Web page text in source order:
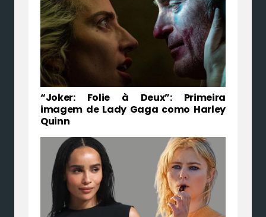
“Joker: Folie à Deux”: Primeira
imagem de Lady Gaga como Harley
Quinn